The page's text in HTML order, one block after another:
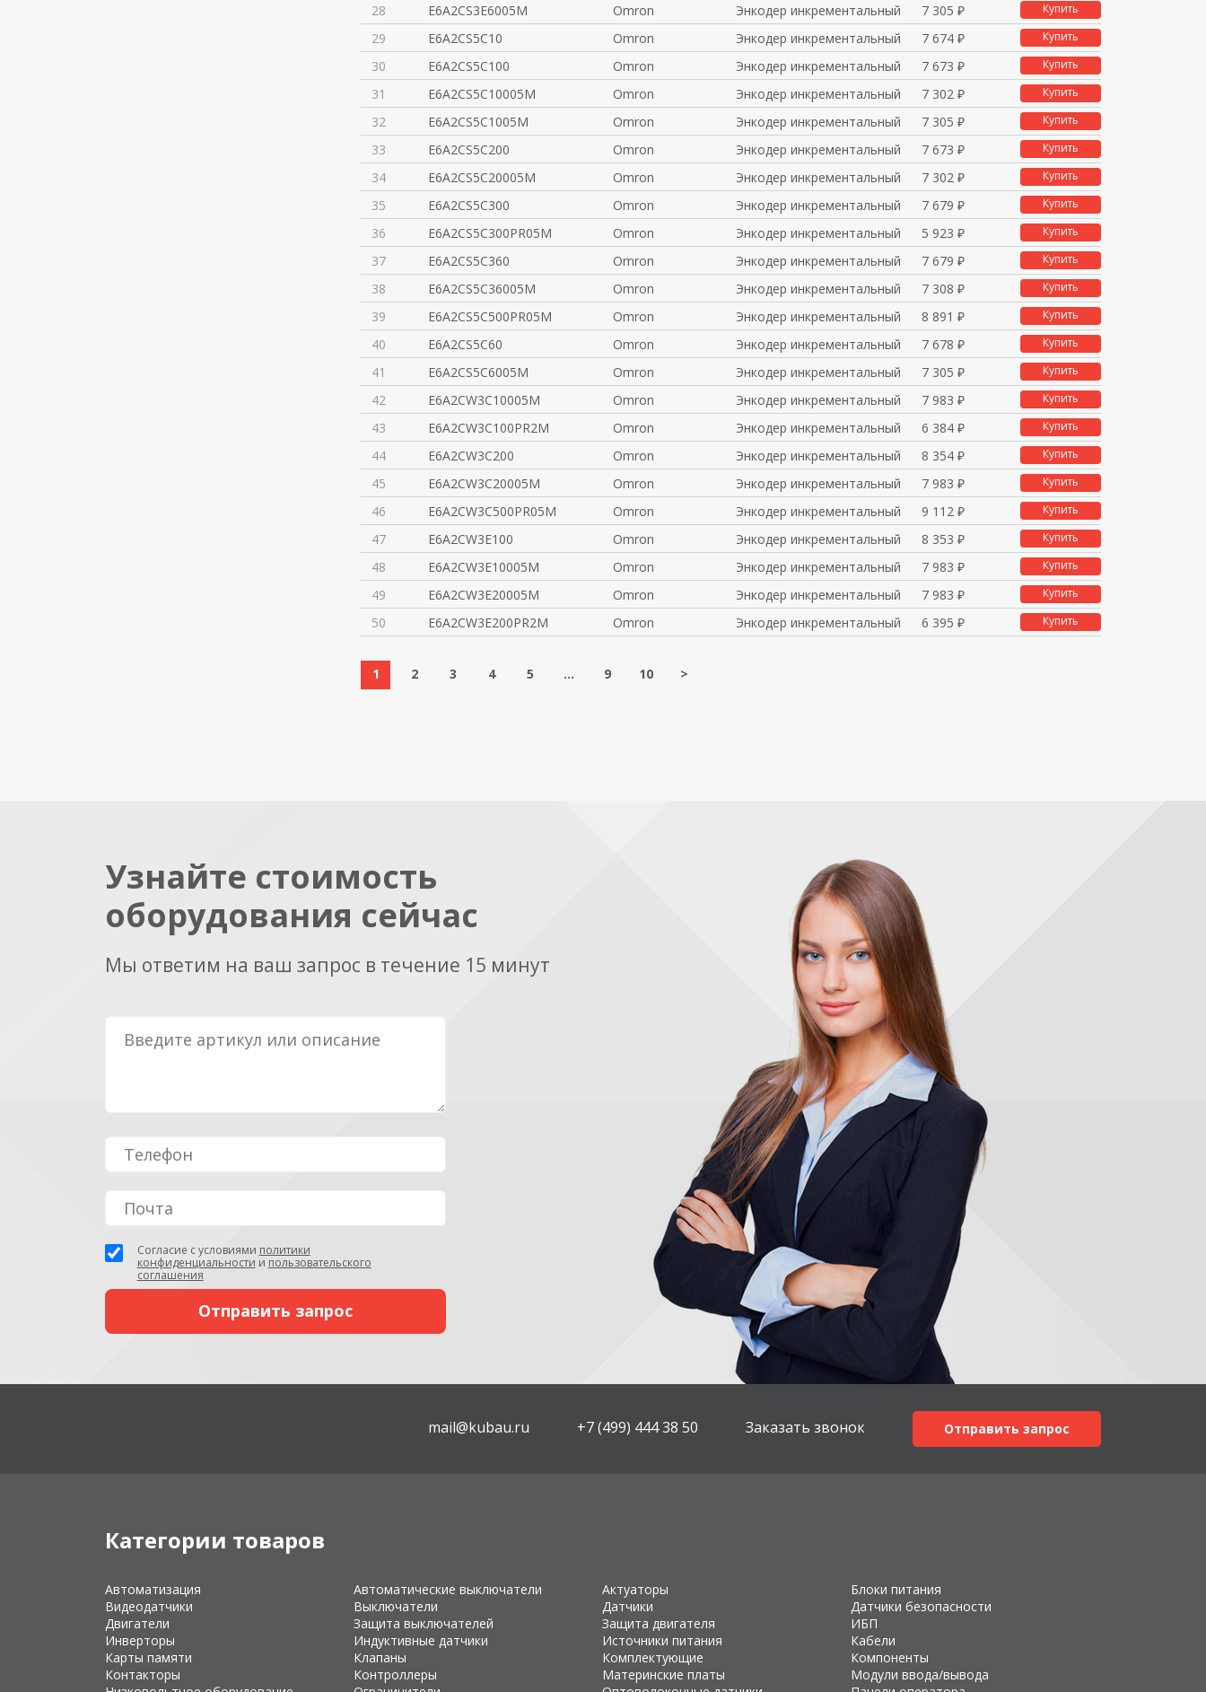
28 E6A2CS3E6005M Omron Энкодер инкрементальный 7 305 ₽ Купить
29 E6A2CS5C10 Omron Энкодер инкрементальный 7 674 ₽ Купить
30 E6A2CS5C100 Omron Энкодер инкрементальный 7 673 ₽ Купить
31 E6A2CS5C10005M Omron Энкодер инкрементальный 7 302 ₽ Купить
32 E6A2CS5C1005M Omron Энкодер инкрементальный 7 305 ₽ Купить
33 E6A2CS5C200 Omron Энкодер инкрементальный 7 673 ₽ Купить
34 E6A2CS5C20005M Omron Энкодер инкрементальный 7 302 ₽ Купить
35 E6A2CS5C300 Omron Энкодер инкрементальный 7 679 ₽ Купить
36 E6A2CS5C300PR05M Omron Энкодер инкрементальный 5 923 ₽ Купить
37 E6A2CS5C360 Omron Энкодер инкрементальный 7 679 ₽ Купить
38 E6A2CS5C36005M Omron Энкодер инкрементальный 7 308 ₽ Купить
39 E6A2CS5C500PR05M Omron Энкодер инкрементальный 8 891 ₽ Купить
40 E6A2CS5C60 Omron Энкодер инкрементальный 7 678 ₽ Купить
41 E6A2CS5C6005M Omron Энкодер инкрементальный 7 305 ₽ Купить
42 E6A2CW3C10005M Omron Энкодер инкрементальный 7 983 ₽ Купить
43 E6A2CW3C100PR2M Omron Энкодер инкрементальный 6 384 ₽ Купить
44 E6A2CW3C200 Omron Энкодер инкрементальный 8 354 ₽ Купить
45 E6A2CW3C20005M Omron Энкодер инкрементальный 7 983 ₽ Купить
46 E6A2CW3C500PR05M Omron Энкодер инкрементальный 9 112 ₽ Купить
47 E6A2CW3E100 Omron Энкодер инкрементальный 8 353 ₽ Купить
48 E6A2CW3E10005M Omron Энкодер инкрементальный 7 983 ₽ Купить
49 E6A2CW3E20005M Omron Энкодер инкрементальный 7 983 ₽ Купить
50 E6A2CW3E200PR2M Omron Энкодер инкрементальный 6 395 ₽ Купить
1 2 3 4 5 ... 9 10 >
Узнайте стоимость
оборудования сейчас
Мы ответим на ваш запрос в течение 15 минут
Согласие с условиями политики
конфиденциальности и пользовательского
соглашения
mail@kubau.ru +7 (499) 444 38 50 Заказать звонок Отправить запрос
Категории товаров
Автоматизация Автоматические выключатели Актуаторы
Блоки питания
Видеодатчики
Выключатели Датчики
Датчики безопасности
Двигатели
Защита выключателей Защита двигателя
ИБП
Инверторы
Индуктивные датчики Источники питания
Кабели
Карты памяти
Клапаны Комплектующие
Компоненты
Контакторы
Контроллеры Материнские платы
Модули ввода/вывода